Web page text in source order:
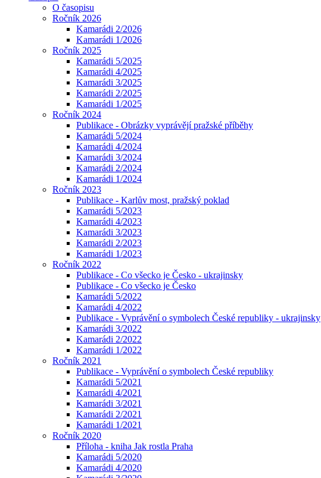
O časopisu
Ročník 2026
Kamarádi 2/2026
Kamarádi 1/2026
Ročník 2025
Kamarádi 5/2025
Kamarádi 4/2025
Kamarádi 3/2025
Kamarádi 2/2025
Kamarádi 1/2025
Ročník 2024
Publikace - Obrázky vyprávějí pražské příběhy
Kamarádi 5/2024
Kamarádi 4/2024
Kamarádi 3/2024
Kamarádi 2/2024
Kamarádi 1/2024
Ročník 2023
Publikace - Karlův most, pražský poklad
Kamarádi 5/2023
Kamarádi 4/2023
Kamarádi 3/2023
Kamarádi 2/2023
Kamarádi 1/2023
Ročník 2022
Publikace - Co všecko je Česko - ukrajinsky
Publikace - Co všecko je Česko
Kamarádi 5/2022
Kamarádi 4/2022
Publikace - Vyprávění o symbolech České republiky - ukrajinsky
Kamarádi 3/2022
Kamarádi 2/2022
Kamarádi 1/2022
Ročník 2021
Publikace - Vyprávění o symbolech České republiky
Kamarádi 5/2021
Kamarádi 4/2021
Kamarádi 3/2021
Kamarádi 2/2021
Kamarádi 1/2021
Ročník 2020
Příloha - kniha Jak rostla Praha
Kamarádi 5/2020
Kamarádi 4/2020